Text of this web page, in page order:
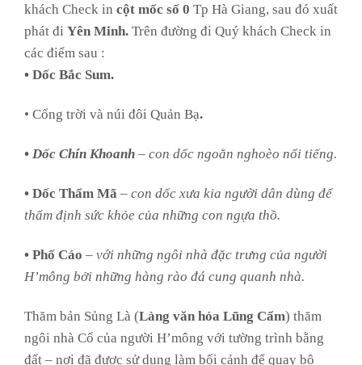
khách Check in cột mốc số 0 Tp Hà Giang, sau đó xuất
phát đi Yên Minh. Trên đường đi Quý khách Check in
các điểm sau :
• Dốc Bắc Sum.
• Cổng trời và núi đôi Quản Bạ.
• Dốc Chín Khoanh – con dốc ngoằn nghoèo nổi tiếng.
• Dốc Thẩm Mã – con dốc xưa kia người dân dùng để
thẩm định sức khỏe của những con ngựa thồ.
• Phố Cáo – với những ngôi nhà đặc trưng của người
H’mông bởi những hàng rào đá cung quanh nhà.
Thăm bản Sủng Là (Làng văn hóa Lũng Cẩm) thăm
ngôi nhà Cổ của người H’mông với tường trình bằng
đất – nơi đã được sử dụng làm bối cảnh để quay bộ